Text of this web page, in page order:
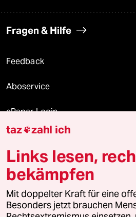
Fragen & Hilfe
Feedback
Aboservice
ePaper Login
Downloads für Abonnierende
© 2026 taz Verlags und Vertriebs
Alle Rechte vorbehalten. Bei rechtlichen
wenden Sie sich bitte an
lizenzen@taz.de
taz zahl ich
Links lesen,
bekämpfen
Mit doppelter Kraft für eine
Besonders jetzt brauchen